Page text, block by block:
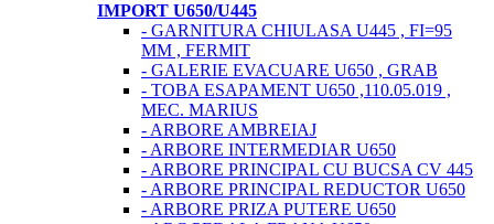
IMPORT U650/U445
- GARNITURA CHIULASA U445 , FI=95
MM , FERMIT
- GALERIE EVACUARE U650 , GRAB
- TOBA ESAPAMENT U650 ,110.05.019 ,
MEC. MARIUS
- ARBORE AMBREIAJ
- ARBORE INTERMEDIAR U650
- ARBORE PRINCIPAL CU BUCSA CV 445
- ARBORE PRINCIPAL REDUCTOR U650
- ARBORE PRIZA PUTERE U650